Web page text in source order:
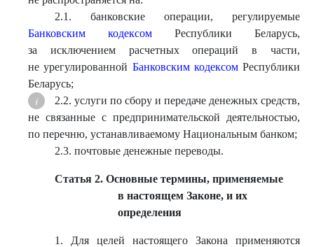
2.1. банковские операции, регулируемые
Банковским кодексом Республики Беларусь,
за исключением расчетных операций в части,
не урегулированной Банковским кодексомРеспублики
Беларусь;
2.2. услуги по сбору и передаче денежных средств,
не связанные с предпринимательской деятельностью,
по перечню, устанавливаемому Национальным банком;
2.3. почтовые денежные переводы.
Статья 2. Основные термины, применяемые
в настоящем Законе, и их
определения
1. Для целей настоящего Закона применяются